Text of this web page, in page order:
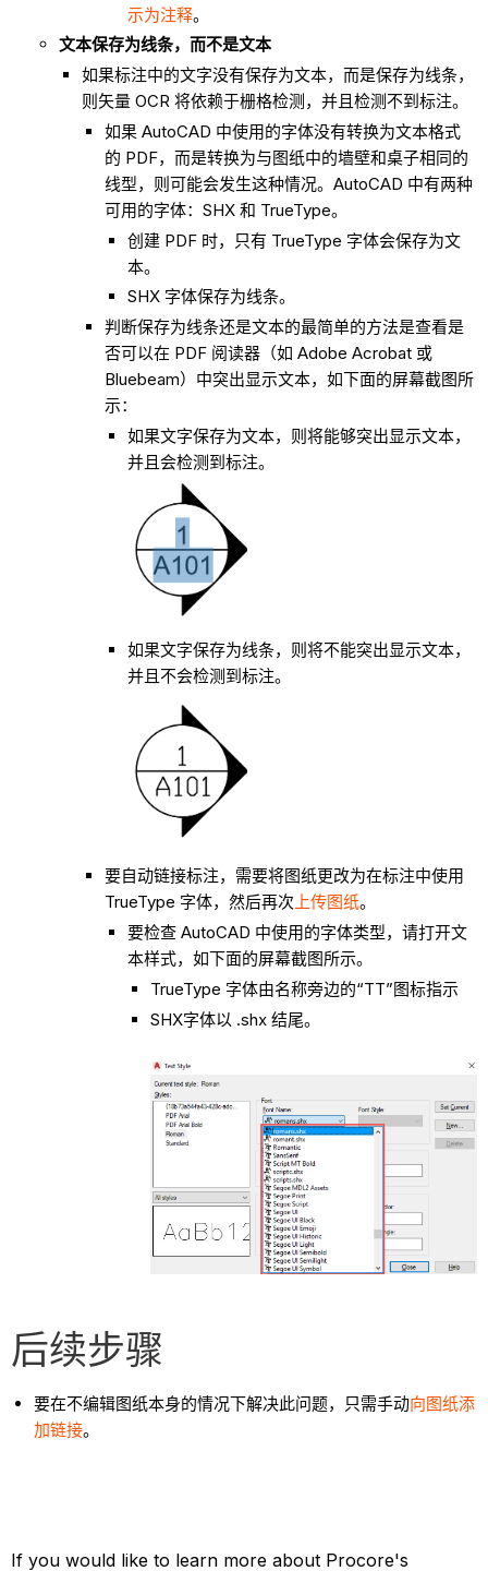
示为注释。
文本保存为线条，而不是文本
如果标注中的文字没有保存为文本，而是保存为线条，
则矢量 OCR 将依赖于栅格检测，并且检测不到标注。
如果 AutoCAD 中使用的字体没有转换为文本格式
的 PDF，而是转换为与图纸中的墙壁和桌子相同的
线型，则可能会发生这种情况。AutoCAD 中有两种
可用的字体：SHX 和 TrueType。
创建 PDF 时，只有 TrueType 字体会保存为文
本。
SHX 字体保存为线条。
判断保存为线条还是文本的最简单的方法是查看是
否可以在 PDF 阅读器（如 Adobe Acrobat 或
Bluebeam）中突出显示文本，如下面的屏幕截图所
示：
如果文字保存为文本，则将能够突出显示文本，
并且会检测到标注。
如果文字保存为线条，则将不能突出显示文本，
并且不会检测到标注。
要自动链接标注，需要将图纸更改为在标注中使用
TrueType 字体，然后再次上传图纸。
要检查 AutoCAD 中使用的字体类型，请打开文
本样式，如下面的屏幕截图所示。
TrueType 字体由名称旁边的“TT”图标指示
SHX字体以 .shx 结尾。
后续步骤
要在不编辑图纸本身的情况下解决此问题，只需手动向图纸添
加链接。
If you would like to learn more about Procore's